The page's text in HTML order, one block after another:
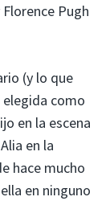
Pugh
(y lo que
como
en la escena
en la
hace mucho
en ninguno